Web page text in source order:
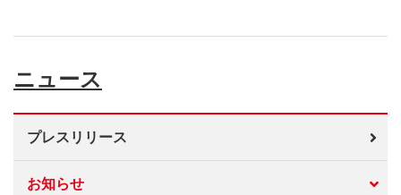
ニュース
プレスリリース
お知らせ